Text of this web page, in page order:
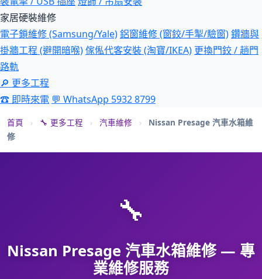
家居硬裝維修
電子鎖維修 (Samsung/Yale)鋁窗維修 (窗鉸/手掣/驗窗)鑽牆與
掛牆工程 (避開暗喉)傢俬代客安裝 (淘寶/IKEA) 更換門鉸 / 趟門
路軌
🔎 更多工程
☎ 即時來電 💬 WhatsApp 5932 8799
首頁 › 🔧 更多工程 › 汽車維修 ›
Nissan Presage 汽車水箱維
修
🔧
Nissan Presage 汽車水箱維修 — 專
業維修服務